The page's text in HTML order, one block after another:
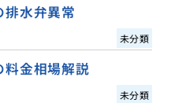
水弁異常
未分類
金相場解説
未分類